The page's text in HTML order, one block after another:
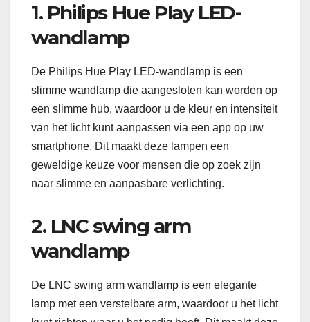
1. Philips Hue Play LED-
wandlamp
De Philips Hue Play LED-wandlamp is een
slimme wandlamp die aangesloten kan worden op
een slimme hub, waardoor u de kleur en intensiteit
van het licht kunt aanpassen via een app op uw
smartphone. Dit maakt deze lampen een
geweldige keuze voor mensen die op zoek zijn
naar slimme en aanpasbare verlichting.
2. LNC swing arm
wandlamp
De LNC swing arm wandlamp is een elegante
lamp met een verstelbare arm, waardoor u het licht